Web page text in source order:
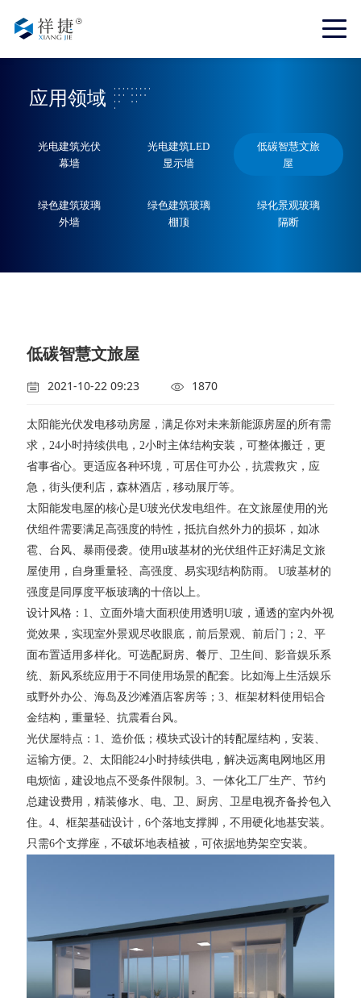
应用领域
光电建筑光伏
幕墙
光电建筑LED
显示墙
低碳智慧文旅
屋
绿色建筑玻璃
外墙
绿色建筑玻璃
棚顶
绿化景观玻璃
隔断
低碳智慧文旅屋
2021-10-22 09:23 1870
太阳能光伏发电移动房屋，满足你对未来新能源房屋的所有需
求，24小时持续供电，2小时主体结构安装，可整体搬迁，更
省事省心。更适应各种环境，可居住可办公，抗震救灾，应
急，街头便利店，森林酒店，移动展厅等。
太阳能发电屋的核心是U玻光伏发电组件。在文旅屋使用的光
伏组件需要满足高强度的特性，抵抗自然外力的损坏，如冰
雹、台风、暴雨侵袭。使用u玻基材的光伏组件正好满足文旅
屋使用，自身重量轻、高强度、易实现结构防雨。 U玻基材的
强度是同厚度平板玻璃的十倍以上。
设计风格：1、立面外墙大面积使用透明U玻，通透的室内外视
觉效果，实现室外景观尽收眼底，前后景观、前后门；2、平
面布置适用多样化。可选配厨房、餐厅、卫生间、影音娱乐系
统、新风系统应用于不同使用场景的配套。比如海上生活娱乐
或野外办公、海岛及沙滩酒店客房等；3、框架材料使用铝合
金结构，重量轻、抗震看台风。
光伏屋特点：1、造价低；模块式设计的转配屋结构，安装、
运输方便。2、太阳能24小时持续供电，解决远离电网地区用
电烦恼，建设地点不受条件限制。3、一体化工厂生产、节约
总建设费用，精装修水、电、卫、厨房、卫星电视齐备拎包入
住。4、框架基础设计，6个落地支撑脚，不用硬化地基安装。
只需6个支撑座，不破坏地表植被，可依据地势架空安装。